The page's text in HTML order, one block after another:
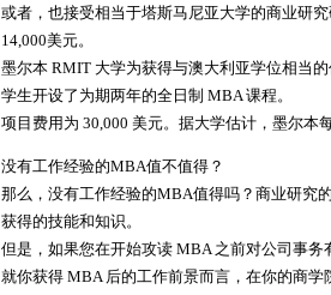
或者，也接受相当于塔斯马尼亚大学的商业研
14,000美元。
墨尔本 RMIT 大学为获得与澳大利亚学位相当
学生开设了为期两年的全日制 MBA 课程。
项目费用为 30,000 美元。据大学估计，墨尔本
没有工作经验的MBA值不值得？
那么，没有工作经验的MBA值得吗？商业研究
获得的技能和知识。
但是，如果您在开始攻读 MBA 之前对公司事务
就你获得 MBA 后的工作前景而言，在你的商